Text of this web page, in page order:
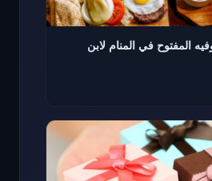
المفتوح في المنام لابن